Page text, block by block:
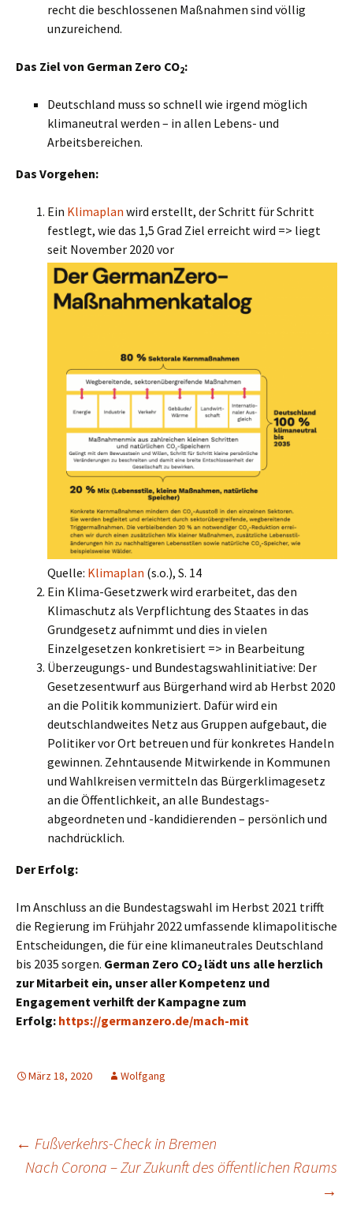
recht die beschlossenen Maßnahmen sind völlig
unzureichend.
Das Ziel von German Zero CO2:
Deutschland muss so schnell wie irgend möglich
klimaneutral werden – in allen Lebens- und
Arbeitsbereichen.
Das Vorgehen:
Ein Klimaplan wird erstellt, der Schritt für Schritt
festlegt, wie das 1,5 Grad Ziel erreicht wird => liegt
seit November 2020 vor
Quelle: Klimaplan (s.o.), S. 14
Ein Klima-Gesetzwerk wird erarbeitet, das den
Klimaschutz als Verpflichtung des Staates in das
Grundgesetz aufnimmt und dies in vielen
Einzelgesetzen konkretisiert => in Bearbeitung
Überzeugungs- und Bundestagswahlinitiative: Der
Gesetzesentwurf aus Bürgerhand wird ab Herbst 2020
an die Politik kommuniziert. Dafür wird ein
deutschlandweites Netz aus Gruppen aufgebaut, die
Politiker vor Ort betreuen und für konkretes Handeln
gewinnen. Zehntausende Mitwirkende in Kommunen
und Wahlkreisen vermitteln das Bürgerklimagesetz
an die Öffentlichkeit, an alle Bundestags-
abgeordneten und -kandidierenden – persönlich und
nachdrücklich.
Der Erfolg:
Im Anschluss an die Bundestagswahl im Herbst 2021 trifft
die Regierung im Frühjahr 2022 umfassende klimapolitische
Entscheidungen, die für eine klimaneutrales Deutschland
bis 2035 sorgen. German Zero CO2 lädt uns alle herzlich
zur Mitarbeit ein, unser aller Kompetenz und
Engagement verhilft der Kampagne zum
Erfolg: https://germanzero.de/mach-mit
März 18, 2020 Wolfgang
Beitrags-
← Fußverkehrs-Check in Bremen
Nach Corona – Zur Zukunft des öffentlichen Raums
→